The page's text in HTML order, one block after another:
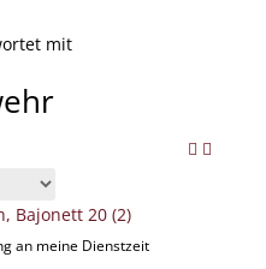
mit
an meine Dienstzeit